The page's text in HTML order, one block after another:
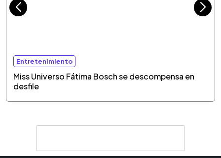
Entretenimiento
Miss Universo Fátima Bosch se descompensa en
desfile